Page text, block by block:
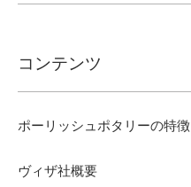
コンテンツ
ポーリッシュポタリーの特徴
ヴィザ社概要